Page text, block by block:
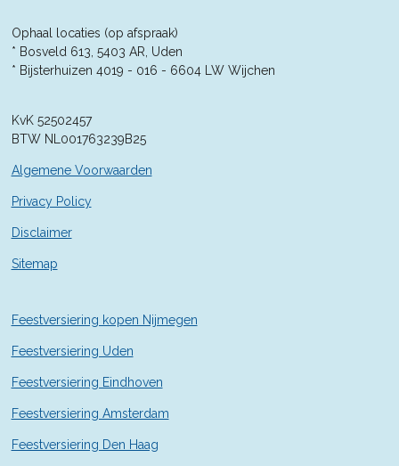
7
1
4
5
7
4
2
s
e
e
n
n n n n
Ophaal locaties (op afspraak)
* Bosveld 613, 5403 AR, Uden
* Bijsterhuizen 4019 - 016 - 6604 LW Wijchen
KvK 52502457
BTW NL001763239B25
Algemene Voorwaarden
Privacy Policy
Disclaimer
Sitemap
Feestversiering kopen Nijmegen
Feestversiering Uden
Feestversiering Eindhoven
Feestversiering Amsterdam
Feestversiering Den Haag